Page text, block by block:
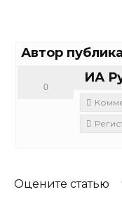
Автор
ИА
0
Оцените статью